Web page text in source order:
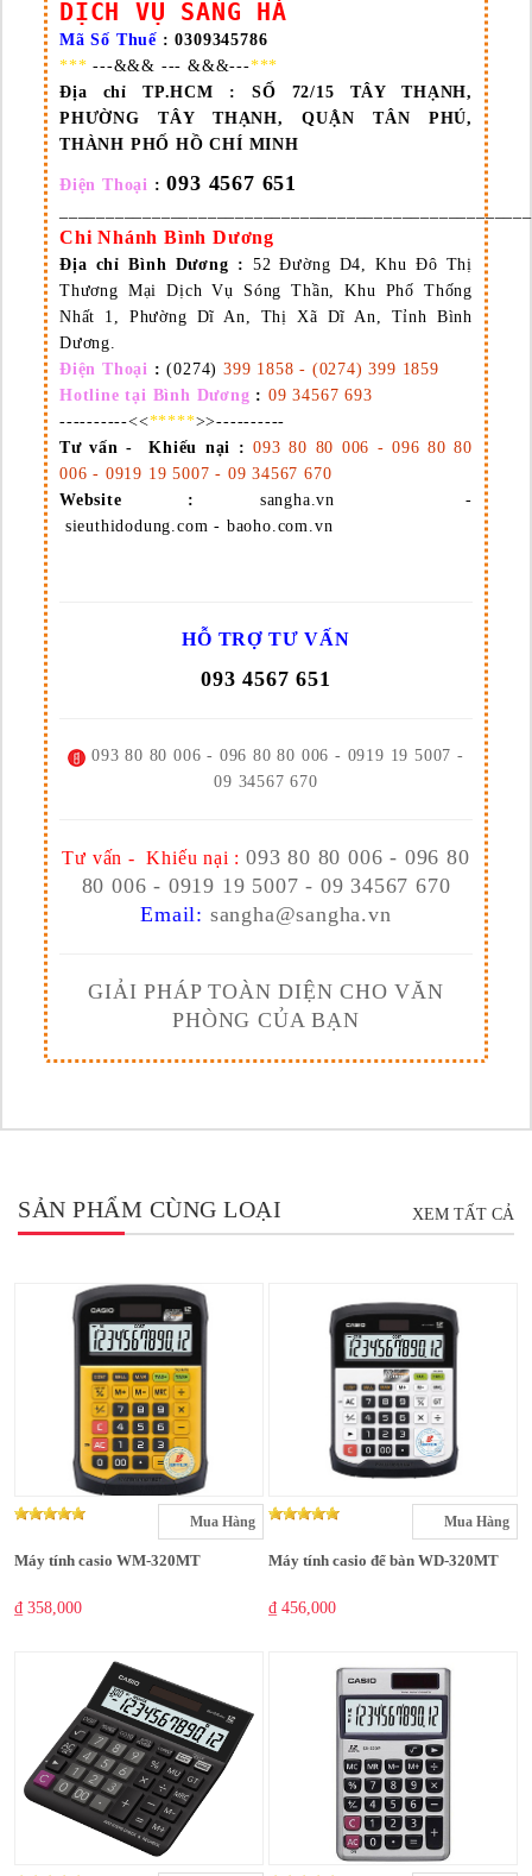
DỊCH VỤ SANG HÀ
Mã Số Thuế : 0309345786
*** ---&&& --- &&&---***
Địa chỉ TP.HCM :
SỐ 72/15 TÂY THẠNH,
PHƯỜNG TÂY THẠNH, QUẬN TÂN PHÚ,
THÀNH PHỐ HỒ CHÍ MINH
Điện Thoại : 093 4567 651
Chi Nhánh Bình Dương
Địa chỉ Bình Dương : 52 Đường D4, Khu Đô Thị
Thương Mại Dịch Vụ Sóng Thần, Khu Phố Thống
Nhất 1, Phường Dĩ An, Thị Xã Dĩ An, Tỉnh Bình
Dương.
Điện Thoại : (0274)399 1858 - (0274) 399 1859
Hotline tại Bình Dương : 09 34567 693
----------<<*****>>----------
Tư vấn - Khiếu nại : 093 80 80 006 - 096 80 80
006 - 0919 19 5007 - 09 34567 670
Website :
sangha.vn -
sieuthidodung.com - baoho.com.vn
HỖ TRỢ TƯ VẤN
093 4567 651
093 80 80 006 - 096 80 80 006 - 0919 19 5007 -
09 34567 670
Tư vấn - Khiếu nại : 093 80 80 006 - 096 80
80 006 - 0919 19 5007 - 09 34567 670
Email: sangha@sangha.vn
GIẢI PHÁP TOÀN DIỆN CHO VĂN
PHÒNG CỦA BẠN
SẢN PHẨM CÙNG LOẠI XEM TẤT CẢ
Mua Hàng
Máy tính casio WM-320MT
₫ 358,000
Mua Hàng
Máy tính casio để bàn WD-320MT
₫ 456,000